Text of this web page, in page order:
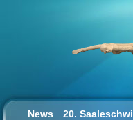
News 20.